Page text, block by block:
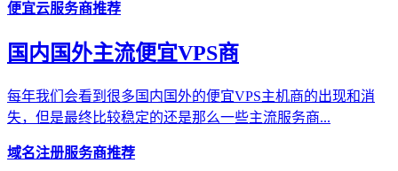
便宜云服务商推荐
国内国外主流便宜VPS商
每年我们会看到很多国内国外的便宜VPS主机商的出现和消
失，但是最终比较稳定的还是那么一些主流服务商...
域名注册服务商推荐